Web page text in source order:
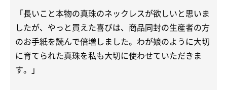
「長いこと本物の真珠のネックレスが欲しいと思いま
したが、やっと買えた喜びは、商品同封の生産者の方
のお手紙を読んで倍増しました。わが娘のように大切
に育てられた真珠を私も大切に使わせていただきま
す。」